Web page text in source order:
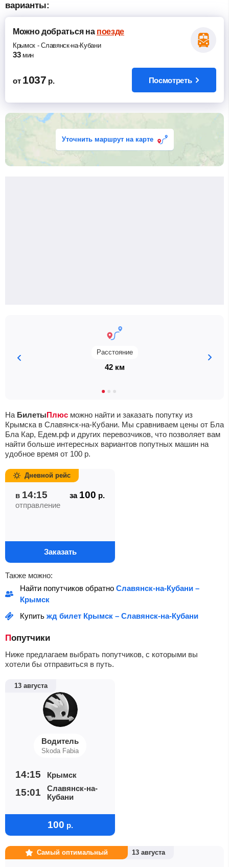
варианты:
Можно добратьсяна поезде
Крымск -Славянск-на-Кубани
33 мин
от 1037 р. Посмотреть
Уточнить маршрут на карте
Расстояние
42 км
На БилетыПлюс можно найти и заказать попутку из
Крымска в Славянск-на-Кубани. Мы сравниваем цены от Бла
Бла Кар, Едем.рф и других перевозчиков, что позволяет вам
найти больше интересных вариантов попутных машин на
удобное время от 100 р.
в 14:15 за 100 р.
отправление
Заказать
Дневной рейс
Также можно:
Найти попутчиков обратно Славянск-на-Кубани –
Крымск
Купить жд билет Крымск – Славянск-на-Кубани
Попутчики
Ниже предлагаем выбрать попутчиков, с которыми вы
хотели бы отправиться в путь.
13 августа
Водитель
Skoda Fabia
14:15 Крымск
15:01
Славянск-на-
Кубани
100 р.
Самый оптимальный 13 августа